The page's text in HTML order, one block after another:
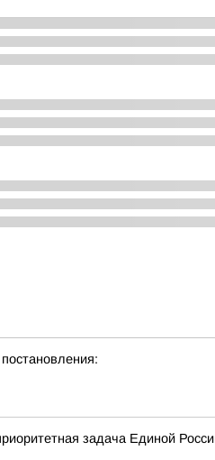
задача Единой